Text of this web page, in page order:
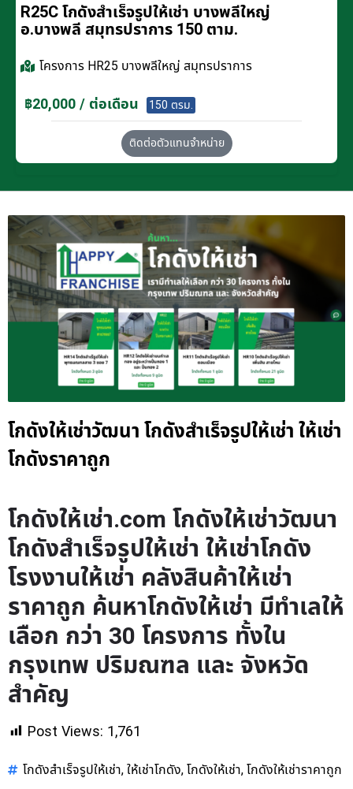
R25C โกดังสำเร็จรูปให้เช่า บางพลีใหญ่
อ.บางพลี สมุทรปราการ 150 ตาม.
โครงการ HR25 บางพลีใหญ่ สมุทรปราการ
฿20,000 / ต่อเดือน 150 ตรม.
ติดต่อตัวแทนจำหน่าย
โกดังให้เช่าวัฒนา โกดังสำเร็จรูปให้เช่า ให้เช่า
โกดังราคาถูก
โกดังให้เช่า.com โกดังให้เช่าวัฒนา
โกดังสำเร็จรูปให้เช่า ให้เช่าโกดัง
โรงงานให้เช่า คลังสินค้าให้เช่า
ราคาถูก ค้นหาโกดังให้เช่า มีทำเลให้
เลือก กว่า 30 โครงการ ทั้งใน
กรุงเทพ ปริมณฑล และ จังหวัด
สำคัญ
Post Views: 1,761
โกดังสำเร็จรูปให้เช่า, ให้เช่าโกดัง, โกดังให้เช่า, โกดังให้เช่าราคาถูก